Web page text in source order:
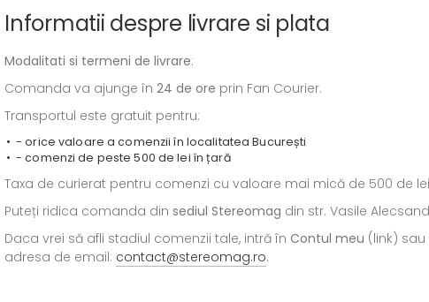
Informatii despre livrare si plata
Modalitati si termeni de livrare:
Comanda va ajunge în 24 de ore prin Fan Courier.
Transportul este gratuit pentru:
- orice valoare a comenzii în localitatea București
- comenzi de peste 500 de lei în țară
Taxa de curierat pentru comenzi cu valoare mai mică de 500 de
Puteți ridica comanda din sediul Stereomag din str. Vasile
Daca vrei să afli stadiul comenzii tale, intră în Contul meu (link)
adresa de email: contact@stereomag.ro.